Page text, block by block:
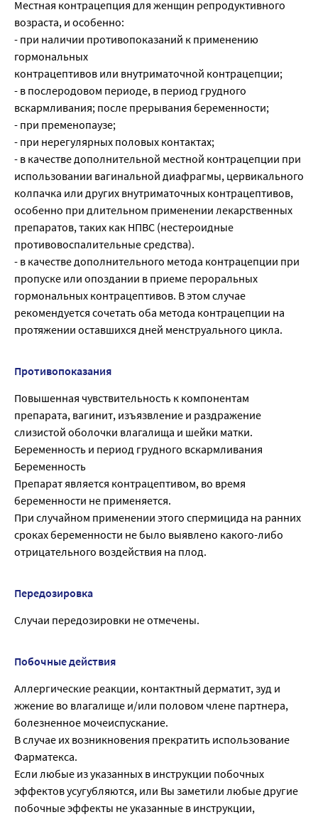
Местная контрацепция для женщин репродуктивного
возраста, и особенно:
- при наличии противопоказаний к применению
гормональных
контрацептивов или внутриматочной контрацепции;
- в послеродовом периоде, в период грудного
вскармливания; после прерывания беременности;
- при пременопаузе;
- при нерегулярных половых контактах;
- в качестве дополнительной местной контрацепции при
использовании вагинальной диафрагмы, цервикального
колпачка или других внутриматочных контрацептивов,
особенно при длительном применении лекарственных
препаратов, таких как НПВС (нестероидные
противовоспалительные средства).
- в качестве дополнительного метода контрацепции при
пропуске или опоздании в приеме пероральных
гормональных контрацептивов. В этом случае
рекомендуется сочетать оба метода контрацепции на
протяжении оставшихся дней менструального цикла.
Противопоказания
Повышенная чувствительность к компонентам
препарата, вагинит, изъязвление и раздражение
слизистой оболочки влагалища и шейки матки.
Беременность и период грудного вскармливания
Беременность
Препарат является контрацептивом, во время
беременности не применяется.
При случайном применении этого спермицида на ранних
сроках беременности не было выявлено какого-либо
отрицательного воздействия на плод.
Передозировка
Случаи передозировки не отмечены.
Побочные действия
Аллергические реакции, контактный дерматит, зуд и
жжение во влагалище и/или половом члене партнера,
болезненное мочеиспускание.
В случае их возникновения прекратить использование
Фарматекса.
Если любые из указанных в инструкции побочных
эффектов усугубляются, или Вы заметили любые другие
побочные эффекты не указанные в инструкции,